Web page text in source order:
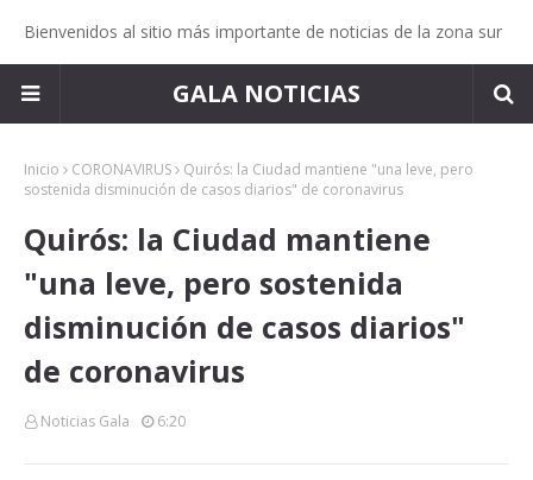
Bienvenidos al sitio más importante de noticias de la zona sur
GALA NOTICIAS
Inicio CORONAVIRUS
Quirós: la Ciudad mantiene "una leve, pero
sostenida disminución de casos diarios" de coronavirus
Quirós: la Ciudad mantiene
"una leve, pero sostenida
disminución de casos diarios"
de coronavirus
Noticias Gala 6:20